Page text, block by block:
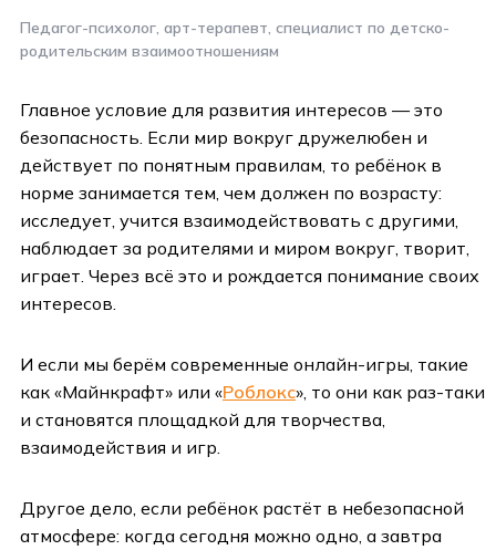
Педагог-психолог, арт-терапевт, специалист по детско-
родительским взаимоотношениям
Главное условие для развития интересов — это
безопасность. Если мир вокруг дружелюбен и
действует по понятным правилам, то ребёнок в
норме занимается тем, чем должен по возрасту:
исследует, учится взаимодействовать с другими,
наблюдает за родителями и миром вокруг, творит,
играет. Через всё это и рождается понимание своих
интересов.
И если мы берём современные онлайн-игры, такие
как «Майнкрафт» или «Роблокс», то они как раз-таки
и становятся площадкой для творчества,
взаимодействия и игр.
Другое дело, если ребёнок растёт в небезопасной
атмосфере: когда сегодня можно одно, а завтра